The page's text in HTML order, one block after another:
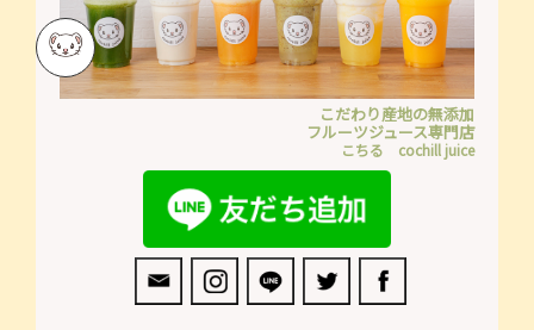
こだわり産地の無添加
フルーツジュース専門店
こちる cochill juice